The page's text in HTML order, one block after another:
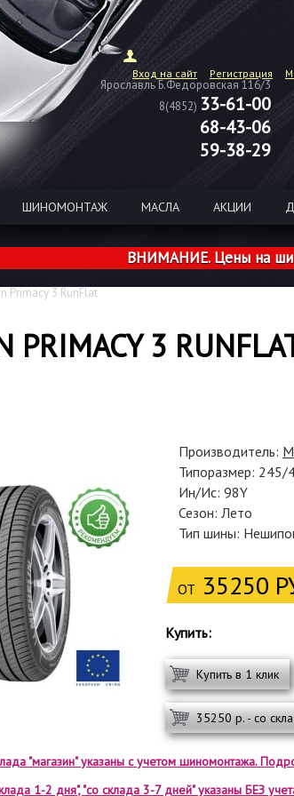
Вход на сайт Регистрация
Ярославль Б.Федоровская 116/3
8(4852) 33-61-00
68-43-06
59-38-29
ШИНОМОНТАЖ МАСЛА АКЦИИ
ВНИМАНИЕ. Цены на шины
Primacy 3 RunFlat
PRIMACY 3
Производитель:
Типоразмер: 245/
Ин/Ис: 98Y
Сезон: Лето
Тип шины:
ОТ 35250
Купить:
Купить в 1 клик
35250 р. - со
"магазин" указаны с учетом шиномонтажа.
1-2 дня", "со склада 3-7 дней" указаны БЕЗ